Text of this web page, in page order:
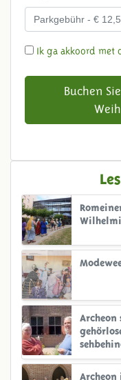
Ik ga akkoord met
Buchen
Archeon